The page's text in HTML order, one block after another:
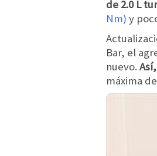
de 2.0 L
Nm) y
Bar, el
nuevo.
máxima